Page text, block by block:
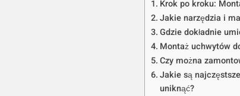
Krok po kroku:
Jakie narzędzia i
Gdzie dokładnie
Montaż uchwytów
Czy można
Jakie są
uniknąć?